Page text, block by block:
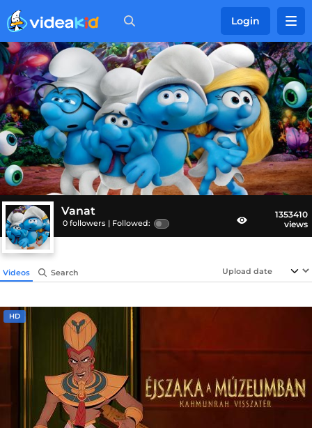
Login
Vanat
0 followers | Followed:
1353410
views
Videos Search
HD